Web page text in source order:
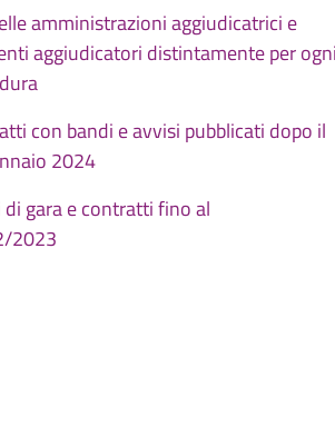
amministrazioni aggiudicatrici e
aggiudicatori distintamente per ogni
con bandi e avvisi pubblicati dopo il
2024
di gara e contratti fino al
2023